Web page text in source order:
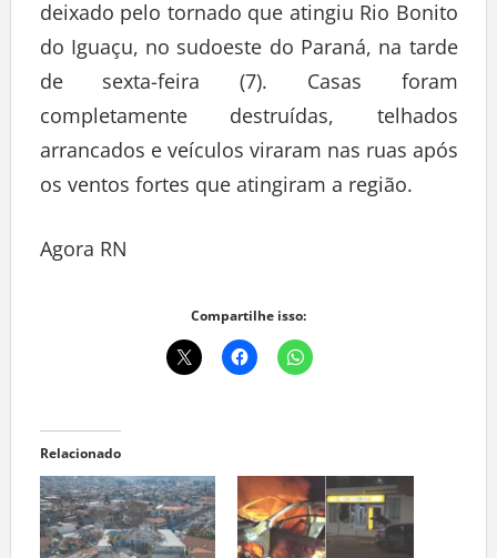
deixado pelo tornado que atingiu Rio Bonito
do Iguaçu, no sudoeste do Paraná, na tarde
de sexta-feira (7). Casas foram
completamente destruídas, telhados
arrancados e veículos viraram nas ruas após
os ventos fortes que atingiram a região.
Agora RN
Compartilhe isso:
Relacionado